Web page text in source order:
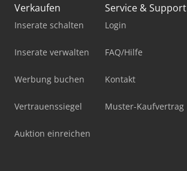
Verkaufen
Inserate schalten
Inserate verwalten
Werbung buchen
Vertrauenssiegel
Auktion einreichen
Service & Support
Login
FAQ/Hilfe
Kontakt
Muster-Kaufvertrag